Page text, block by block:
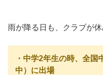
雨が降る日も、クラブが
・中学2年生の時、全
中）に出場